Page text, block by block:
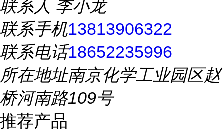
联系人 李小龙
联系手机13813906322
联系电话18652235996
所在地址南京化学工业园区赵
桥河南路109号
推荐产品